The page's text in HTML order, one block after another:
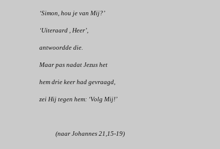
‘Simon, hou je van Mij?’
‘Uiteraard , Heer’,
antwoordde die.
Maar pas nadat Jezus het
hem drie keer had gevraagd,
zei Hij tegen hem: ‘Volg Mij!’
(naar Johannes 21,15-19)